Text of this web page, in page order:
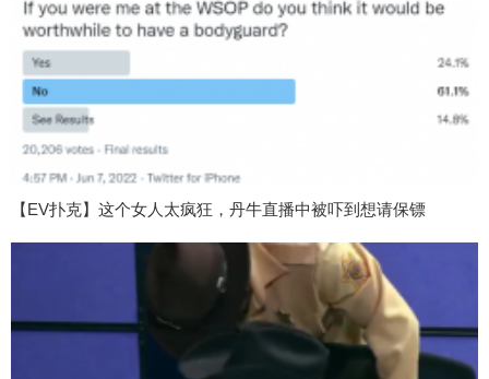
【EV扑克】这个女人太疯狂，丹牛直播中被吓到想请保镖